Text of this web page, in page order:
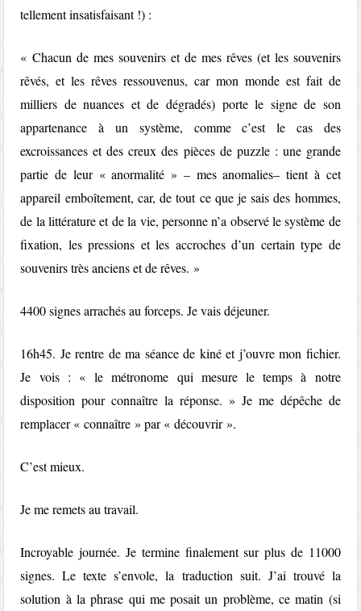
tellement insatisfaisant !) :
« Chacun de mes souvenirs et de mes rêves (et les souvenirs
rêvés, et les rêves ressouvenus, car mon monde est fait de
milliers de nuances et de dégradés) porte le signe de son
appartenance à un système, comme c’est le cas des
excroissances et des creux des pièces de puzzle : une grande
partie de leur « anormalité » – mes anomalies– tient à cet
appareil emboîtement, car, de tout ce que je sais des hommes,
de la littérature et de la vie, personne n’a observé le système de
fixation, les pressions et les accroches d’un certain type de
souvenirs très anciens et de rêves. »
4400 signes arrachés au forceps. Je vais déjeuner.
16h45. Je rentre de ma séance de kiné et j’ouvre mon fichier.
Je vois : « le métronome qui mesure le temps à notre
disposition pour connaître la réponse. » Je me dépêche de
remplacer « connaître » par « découvrir ».
C’est mieux.
Je me remets au travail.
Incroyable journée. Je termine finalement sur plus de 11000
signes. Le texte s’envole, la traduction suit. J’ai trouvé la
solution à la phrase qui me posait un problème, ce matin (si